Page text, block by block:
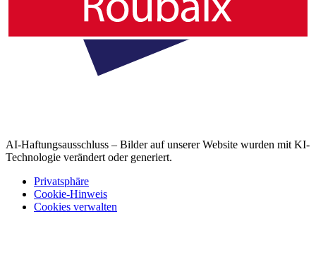
AI-Haftungsausschluss – Bilder auf unserer Website wurden mit KI-
Technologie verändert oder generiert.
Privatsphäre
Cookie-Hinweis
Cookies verwalten